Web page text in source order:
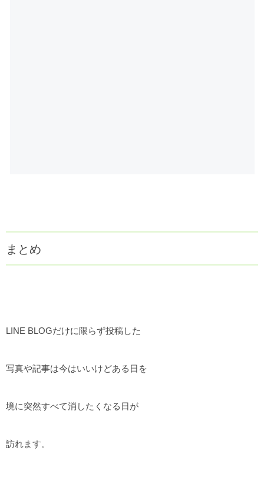
まとめ
LINE BLOGだけに限らず投稿した
写真や記事は今はいいけどある日を
境に突然すべて消したくなる日が
訪れます。